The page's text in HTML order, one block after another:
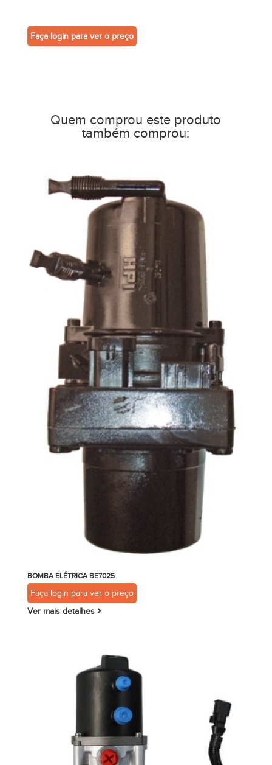
Faça login para ver o preço
Quem comprou este produto
também comprou:
BOMBA ELÉTRICA BE7025
Faça login para ver o preço
Ver mais detalhes